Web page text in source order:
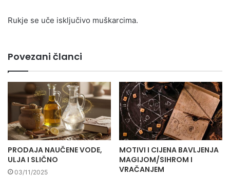
Rukje se uče isključivo muškarcima.
Povezani članci
PRODAJA NAUČENE VODE,
ULJA I SLIČNO
03/11/2025
MOTIVI I CIJENA BAVLJENJA
MAGIJOM/SIHROM I
VRAČANJEM